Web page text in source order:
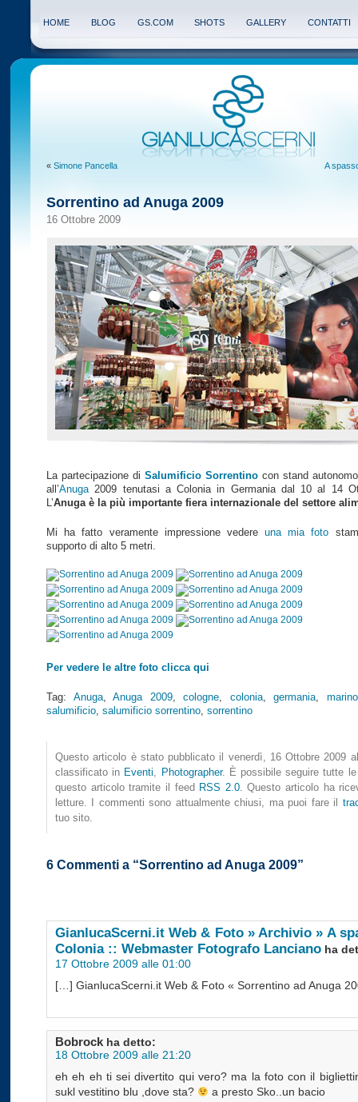
HOME BLOG GS.COM SHOTS GALLERY CONTATTI
« Simone Pancella A
Sorrentino ad Anuga 2009
16 Ottobre 2009
La partecipazione di Salumificio Sorrentino con stand
all’Anuga 2009 tenutasi a Colonia in Germania dal 10 al 14
L’Anuga è la più importante fiera internazionale del settore
Mi ha fatto veramente impressione vedereuna mia foto
supporto di alto 5 metri.
Per vedere le altre foto clicca qui
Tag: Anuga, Anuga 2009, cologne colonia, germania
salumificio salumificio sorrentino sorrentino
Questo articolo è stato pubblicato il venerdì, 16 Ottobre 2009
classificato in Eventi Photographer. È possibile seguire tutte
questo articolo tramite il feed RSS 2.0. Questo articolo ha
letture. I commenti sono attualmente chiusi, ma puoi fare il
tuo sito.
6 Commenti a “Sorrentino ad Anuga 2009”
GianlucaScerni.it Web & Foto » Archivio » A
Colonia :: Webmaster Fotografo Lanciano ha
17 Ottobre 2009 alle 01:00
[…] GianlucaScerni.it Web & Foto « Sorrentino ad Anuga
Bobrock ha detto:
18 Ottobre 2009 alle 21:20
eh eh eh ti sei divertito qui vero? ma la foto con il
sukl vestitino blu ,dove sta?
a presto Sko..un bacio